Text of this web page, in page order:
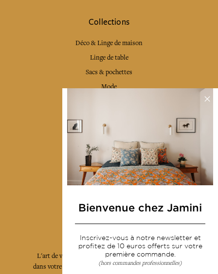
Collections
Déco & Linge de maison
Linge de table
Sacs & pochettes
Mode
Livraison & retour
CGV
Devenir revendeur
Notre communauté
L'art de vivre JAMINI raconté avec poésie et élégance
dans votre boîte mail. Inscrivez vous à notre newsletter
Bienvenue chez Jamini
Inscrivez-vous à notre newsletter et
profitez de 10 euros offerts sur votre
première commande.
(hors commandes professionnelles)